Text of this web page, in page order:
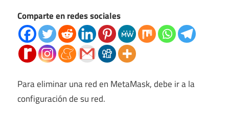
Comparte en redes sociales
Para eliminar una red en MetaMask, debe ir a la
configuración de su red.